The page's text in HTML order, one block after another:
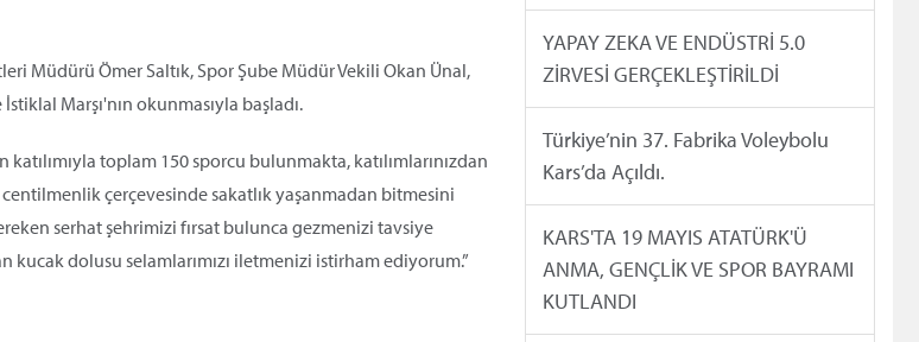
Müdürü Ömer Saltık, Spor Şube Müdür Vekili Okan Ünal,
Marşı'nın okunmasıyla başladı.
toplam 150 sporcu bulunmakta, katılımlarınızdan
çerçevesinde sakatlık yaşanmadan bitmesini
serhat şehrimizi fırsat bulunca gezmenizi tavsiye
dolusu selamlarımızı iletmenizi istirham ediyorum.”
YAPAY ZEKA VE ENDÜSTRİ 5.0
ZİRVESİ GERÇEKLEŞTİRİLDİ
Türkiye’nin 37. Fabrika Voleybolu
Kars’da Açıldı.
KARS'TA 19 MAYIS ATATÜRK'Ü
ANMA, GENÇLİK VE SPOR BAYRAMI
KUTLANDI